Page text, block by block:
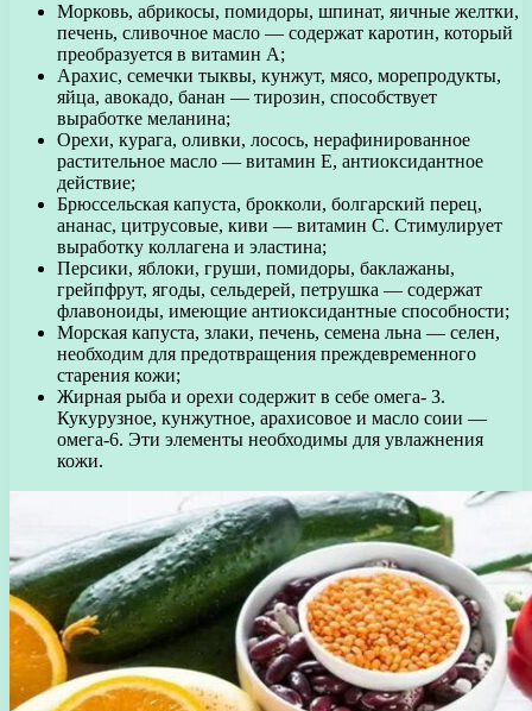
Морковь, абрикосы, помидоры, шпинат, яичные желтки,
печень, сливочное масло — содержат каротин, который
преобразуется в витамин А;
Арахис, семечки тыквы, кунжут, мясо, морепродукты,
яйца, авокадо, банан — тирозин, способствует
выработке меланина;
Орехи, курага, оливки, лосось, нерафинированное
растительное масло — витамин Е, антиоксидантное
действие;
Брюссельская капуста, брокколи, болгарский перец,
ананас, цитрусовые, киви — витамин С. Стимулирует
выработку коллагена и эластина;
Персики, яблоки, груши, помидоры, баклажаны,
грейпфрут, ягоды, сельдерей, петрушка — содержат
флавоноиды, имеющие антиоксидантные способности;
Морская капуста, злаки, печень, семена льна — селен,
необходим для предотвращения преждевременного
старения кожи;
Жирная рыба и орехи содержит в себе омега- 3.
Кукурузное, кунжутное, арахисовое и масло соии —
омега-6. Эти элементы необходимы для увлажнения
кожи.